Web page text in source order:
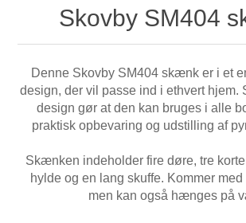
Skovby SM404
Denne Skovby SM404 skænk er i et
design, der vil passe ind i ethvert
design gør at den kan bruges i alle
praktisk opbevaring og udstilling af
Skænken indeholder fire døre, tre
hylde og en lang skuffe. Kommer
men kan også hænges på